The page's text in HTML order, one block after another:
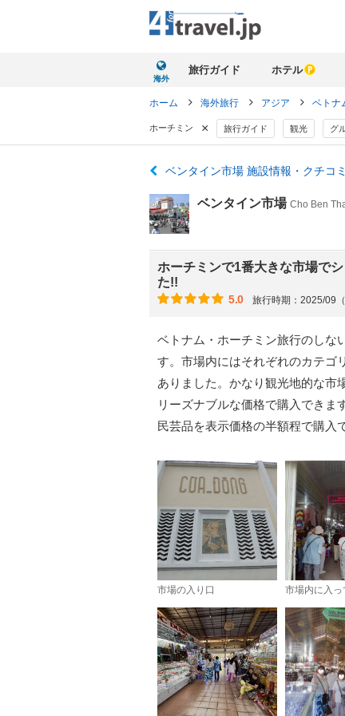
海外
旅行ガイド ホテル
ホーム 海外旅行 アジア ベトナ
ホーチミン × 旅行ガイド 観光 グ
ベンタイン市場 施設情報・クチコ
ベンタイン市場 Cho Ben
ホーチミンで1番大きな市場で
た!!
5.0 旅行時期：2025/09
ベトナム・ホーチミン旅行のしな
す。市場内にはそれぞれのカテゴ
ありました。かなり観光地的な市
リーズナブルな価格で購入できます
民芸品を表示価格の半額程で購入
市場の入り口 市場内に入